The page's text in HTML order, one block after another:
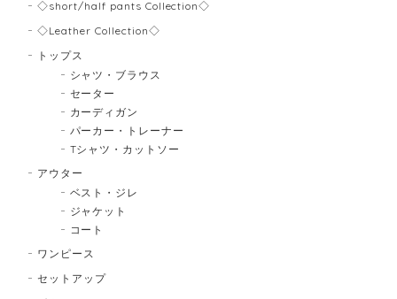
◇short/half pants Collection◇
◇Leather Collection◇
トップス
シャツ・ブラウス
セーター
カーディガン
パーカー・トレーナー
Tシャツ・カットソー
アウター
ベスト・ジレ
ジャケット
コート
ワンピース
セットアップ